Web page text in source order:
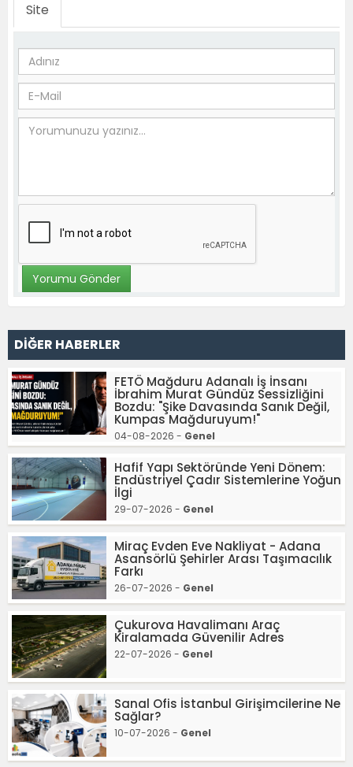
Site
DİĞER HABERLER
FETÖ Mağduru Adanalı İş İnsanı
İbrahim Murat Gündüz Sessizliğini
Bozdu: "Şike Davasında Sanık Değil,
Kumpas Mağduruyum!"
04-08-2026 - Genel
Hafif Yapı Sektöründe Yeni Dönem:
Endüstriyel Çadır Sistemlerine Yoğun
İlgi
29-07-2026 - Genel
Miraç Evden Eve Nakliyat - Adana
Asansörlü Şehirler Arası Taşımacılık
Farkı
26-07-2026 - Genel
Çukurova Havalimanı Araç
Kiralamada Güvenilir Adres
22-07-2026 - Genel
Sanal Ofis İstanbul Girişimcilerine Ne
Sağlar?
10-07-2026 - Genel